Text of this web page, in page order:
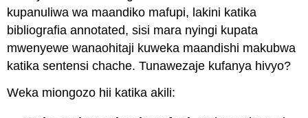
kupanuliwa wa maandiko mafupi, lakini katika
bibliografia annotated, sisi mara nyingi kupata
mwenyewe wanaohitaji kuweka maandishi makubwa
katika sentensi chache. Tunawezaje kufanya hivyo?
Weka miongozo hii katika akili: